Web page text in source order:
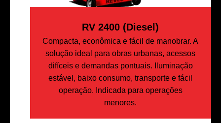
RV 2400 (Diesel)
Compacta, econômica e fácil de manobrar. A
solução ideal para obras urbanas, acessos
difíceis e demandas pontuais. Iluminação
estável, baixo consumo, transporte e fácil
operação. Indicada para operações
menores.